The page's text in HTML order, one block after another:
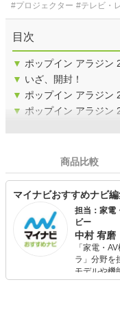
#プロジェクター #テレビ・
目次
▼ ポップイン アラジン
▼ いざ、開封！
▼ ポップイン アラジン
▼ ポップイン アラジン
商品比較
マイナビおすすめナビ
担当：家電
ビー
中村 宥磨
「家電・
ラ」分野を
モデルや機
ムを楽しみ